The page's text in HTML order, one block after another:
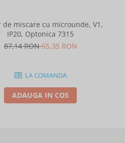
de miscare cu microunde, V1,
IP20, Optonica 7315
87,14 RON65,35 RON
LA COMANDA
ADAUGA IN COS